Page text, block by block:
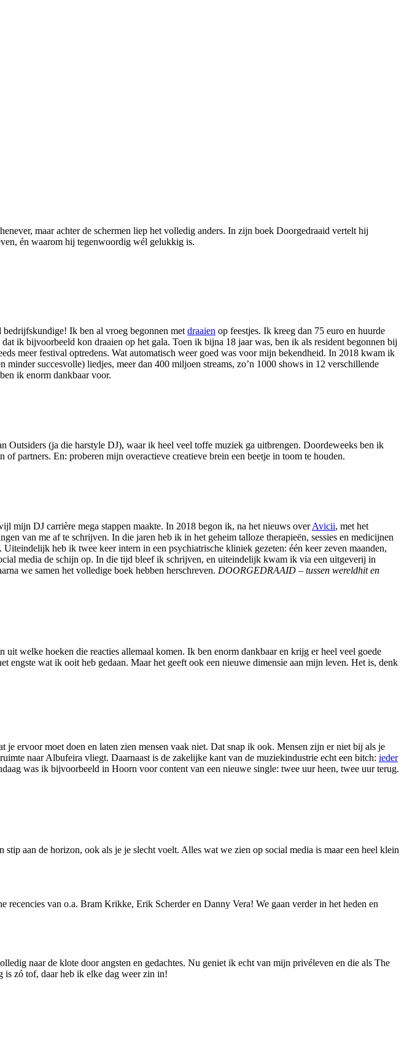
maar achter de schermen liep het volledig anders. In zijn boek Doorgedraaid vertelt hij
én waarom hij tegenwoordig wél gelukkig is.
bedrijfskundige! Ik ben al vroeg begonnen met draaien op feestjes. Ik kreeg dan 75 euro en huurde
ik bijvoorbeeld kon draaien op het gala. Toen ik bijna 18 jaar was, ben ik als resident begonnen bij
meer festival optredens. Wat automatisch weer goed was voor mijn bekendheid. In 2018 kwam ik
succesvolle) liedjes, meer dan 400 miljoen streams, zo’n 1000 shows in 12 verschillende
ik enorm dankbaar voor.
(ja die harstyle DJ), waar ik heel veel toffe muziek ga uitbrengen. Doordeweeks ben ik
of partners. En: proberen mijn overactieve creatieve brein een beetje in toom te houden.
mijn DJ carrière mega stappen maakte. In 2018 begon ik, na het nieuws overAvicii, met het
van me af te schrijven. In die jaren heb ik in het geheim talloze therapieën, sessies en medicijnen
heb ik twee keer intern in een psychiatrische kliniek gezeten: één keer zeven maanden,
media de schijn op. In die tijd bleef ik schrijven, en uiteindelijk kwam ik via een uitgeverij in
we samen het volledige boek hebben herschreven. DOORGEDRAAID – tussen wereldhit en
welke hoeken die reacties allemaal komen. Ik ben enorm dankbaar en krijg er heel veel goede
engste wat ik ooit heb gedaan. Maar het geeft ook een nieuwe dimensie aan mijn leven. Het is, denk
ervoor moet doen en laten zien mensen vaak niet. Dat snap ik ook. Mensen zijn er niet bij als je
naar Albufeira vliegt. Daarnaast is de zakelijke kant van de muziekindustrie echt een bitch: ieder
was ik bijvoorbeeld in Hoorn voor content van een nieuwe single: twee uur heen, twee uur terug.
aan de horizon, ook als je je slecht voelt. Alles wat we zien op social media is maar een heel klein
recencies van o.a. Bram Krikke, Erik Scherder en Danny Vera! We gaan verder in het heden en
naar de klote door angsten en gedachtes. Nu geniet ik echt van mijn privéleven en die als The
zó tof, daar heb ik elke dag weer zin in!